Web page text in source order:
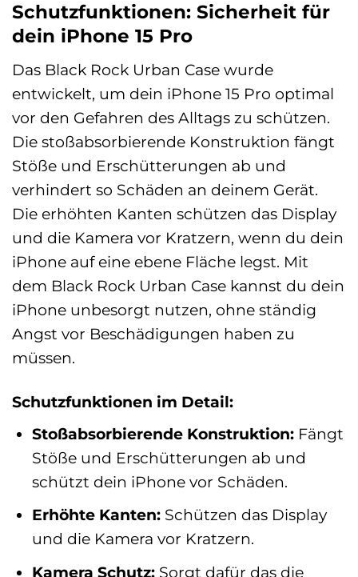
Schutzfunktionen: Sicherheit für
dein iPhone 15 Pro
Das Black Rock Urban Case wurde
entwickelt, um dein iPhone 15 Pro optimal
vor den Gefahren des Alltags zu schützen.
Die stoßabsorbierende Konstruktion fängt
Stöße und Erschütterungen ab und
verhindert so Schäden an deinem Gerät.
Die erhöhten Kanten schützen das Display
und die Kamera vor Kratzern, wenn du dein
iPhone auf eine ebene Fläche legst. Mit
dem Black Rock Urban Case kannst du dein
iPhone unbesorgt nutzen, ohne ständig
Angst vor Beschädigungen haben zu
müssen.
Schutzfunktionen im Detail:
Stoßabsorbierende Konstruktion: Fängt
Stöße und Erschütterungen ab und
schützt dein iPhone vor Schäden.
Erhöhte Kanten: Schützen das Display
und die Kamera vor Kratzern.
Kamera Schutz: Sorgt dafür das die